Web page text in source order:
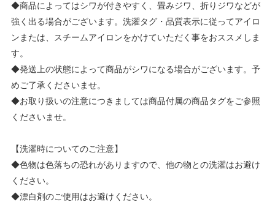
◆商品によってはシワが付きやすく、畳みジワ、折りジワなどが
強く出る場合がございます。洗濯タグ・品質表示に従ってアイロ
ンまたは、スチームアイロンをかけていただく事をおススメしま
す。
◆発送上の状態によって商品がシワになる場合がございます。予
めご了承くださいませ。
◆お取り扱いの注意につきましては商品付属の商品タグをご参照
くださいませ。
【洗濯時についてのご注意】
◆色物は色落ちの恐れがありますので、他の物との洗濯はお避け
ください。
◆漂白剤のご使用はお避けください。